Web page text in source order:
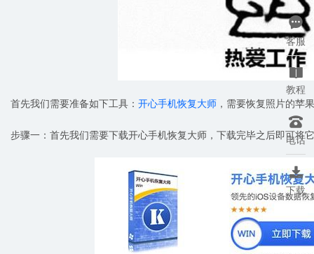
首先我们需要准备如下工具： 开心手机恢复大师 ，需要恢复照片的苹
步骤一：首先我们需要下载开心手机恢复大师，下载完毕之后即可将

客服

教程

电话

下载